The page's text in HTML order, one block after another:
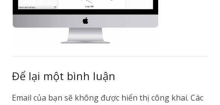
NHẬT KÝ CẬP NHẬT PHẦN MỀM
Để lại một bình luận
Email của bạn sẽ không được hiển thị công khai. Các